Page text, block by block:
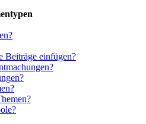
Beiträge einfügen?